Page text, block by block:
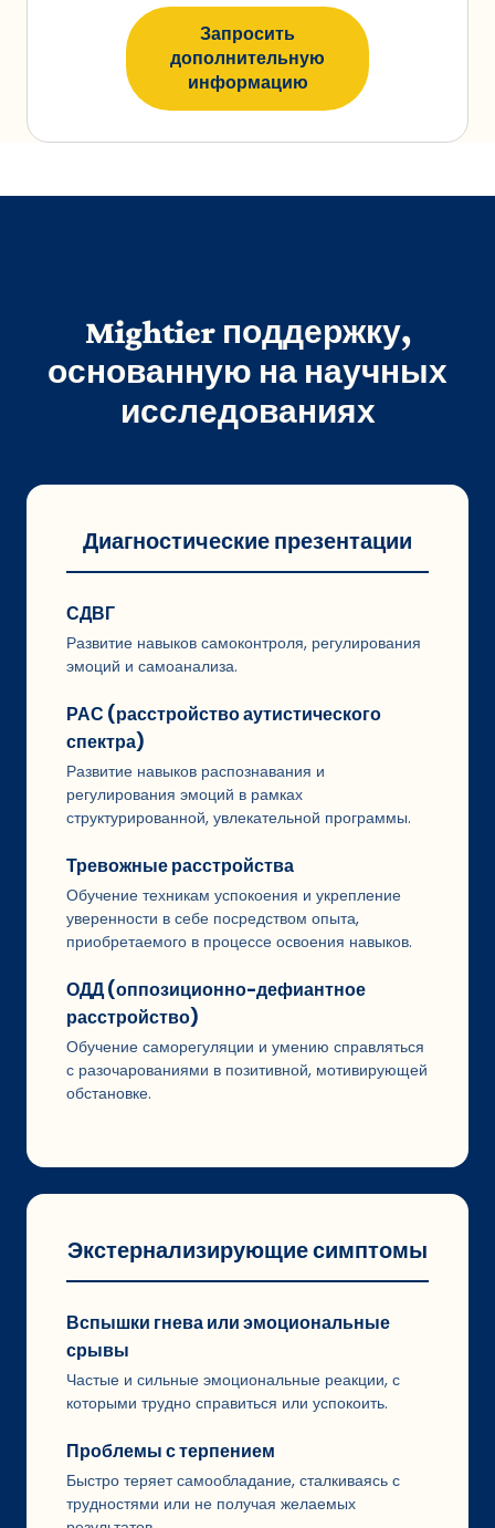
Запросить
дополнительную
информацию
Mightier поддержку,
основанную на научных
исследованиях
Диагностические презентации
СДВГ
Развитие навыков самоконтроля, регулирования
эмоций и самоанализа.
РАС (расстройство аутистического
спектра)
Развитие навыков распознавания и
регулирования эмоций в рамках
структурированной, увлекательной программы.
Тревожные расстройства
Обучение техникам успокоения и укрепление
уверенности в себе посредством опыта,
приобретаемого в процессе освоения навыков.
ОДД (оппозиционно-дефиантное
расстройство)
Обучение саморегуляции и умению справляться
с разочарованиями в позитивной, мотивирующей
обстановке.
Экстернализирующие симптомы
Вспышки гнева или эмоциональные
срывы
Частые и сильные эмоциональные реакции, с
которыми трудно справиться или успокоить.
Проблемы с терпением
Быстро теряет самообладание, сталкиваясь с
трудностями или не получая желаемых